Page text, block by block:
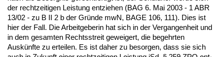
der recht­zei­ti­gen Leis­tung ent­zie­hen (BAG 6. Mai 2003 - 1 ABR
13/02 - zu B II 2 b der Gründe mwN, BA­GE 106, 111). Dies ist
hier der Fall. Die Ar­beit­ge­be­rin hat sich in der Ver­gan­gen­heit und
in dem ge­sam­ten Rechts­streit ge­wei­gert, die be­gehr­ten
Auskünf­te zu er­tei­len. Es ist da­her zu be­sor­gen, dass sie sich